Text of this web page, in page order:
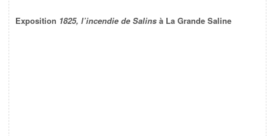
Exposition 1825, l’incendie de Salins à La Grande Saline